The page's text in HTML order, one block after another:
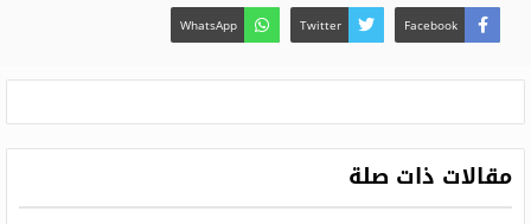
Facebook
Twitter
WhatsApp
مقالات ذات صلة